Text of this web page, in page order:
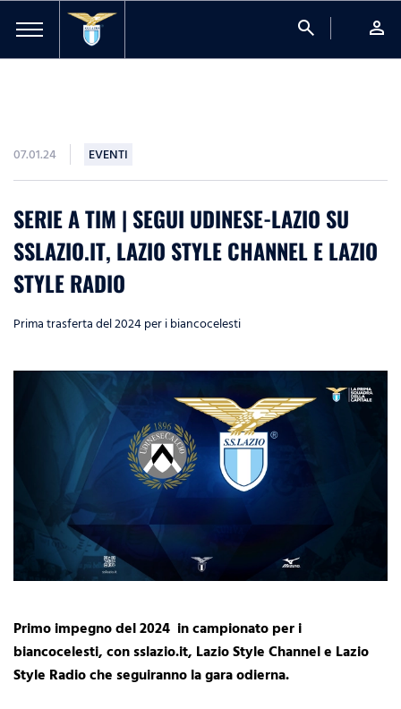
search person
07.01.24 EVENTI
SERIE A TIM | SEGUI UDINESE-LAZIO SU
SSLAZIO.IT, LAZIO STYLE CHANNEL E LAZIO
STYLE RADIO
Prima trasferta del 2024 per i biancocelesti
Primo impegno del 2024 in campionato per i
biancocelesti, con sslazio.it, Lazio Style Channel e Lazio
Style Radio che seguiranno la gara odierna.